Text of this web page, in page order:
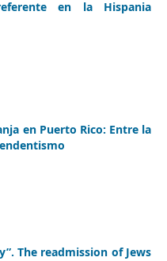
en la Hispania
en Puerto Rico: Entre la
The readmission of Jews